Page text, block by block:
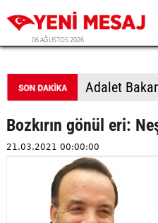
06 AĞUSTOS 2026
Bozkırın gönül eri:
21.03.2021 00:00:00